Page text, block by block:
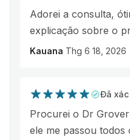
Adorei a consulta,
explicação sobre o
Kauana Thg 6 18, 2026
Đã
Procurei o Dr
ele me passou todos